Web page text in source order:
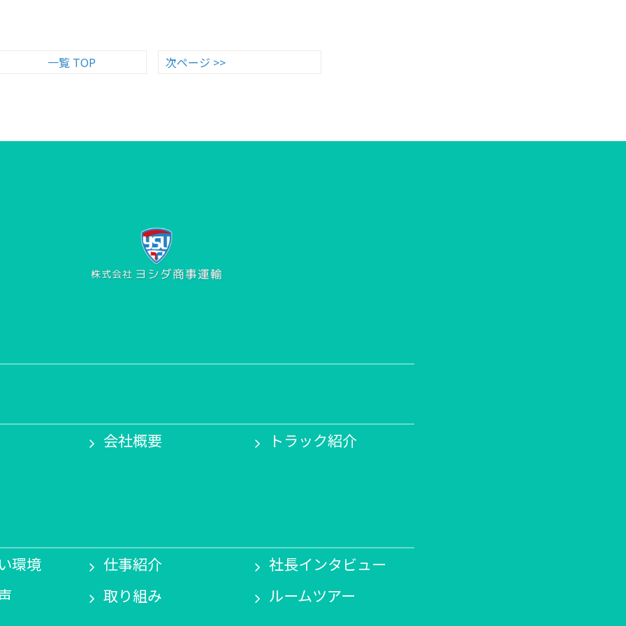
一覧 TOP 次ページ >>
会社概要
トラック紹介
環境 仕事紹介
社長インタビュー
取り組み
ルームツアー